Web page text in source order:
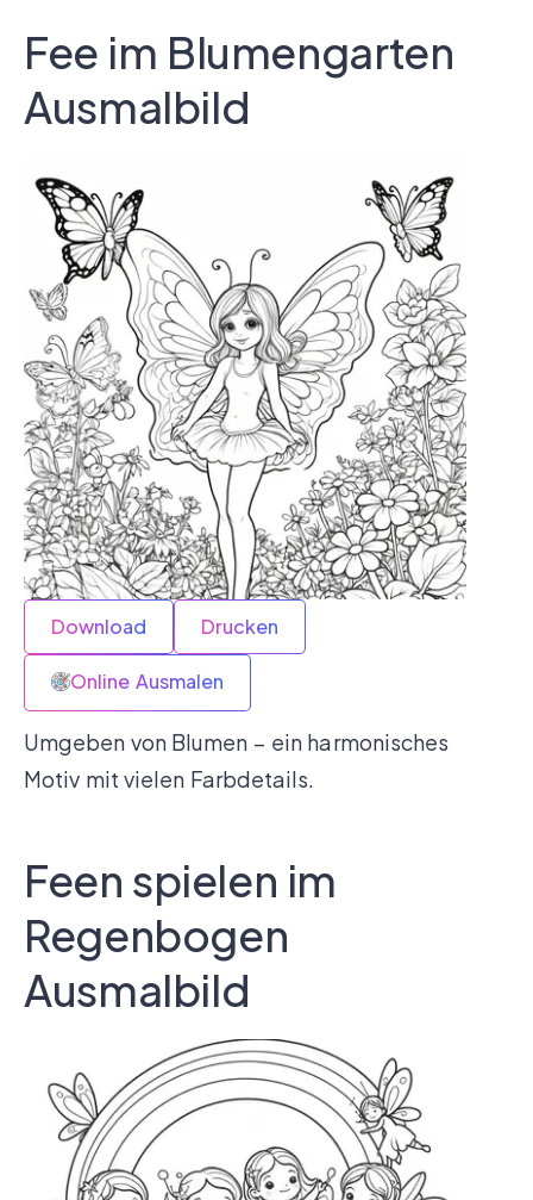
Fee im Blumengarten
Ausmalbild
Download Drucken
Online Ausmalen
Umgeben von Blumen – ein harmonisches
Motiv mit vielen Farbdetails.
Feen spielen im
Regenbogen
Ausmalbild